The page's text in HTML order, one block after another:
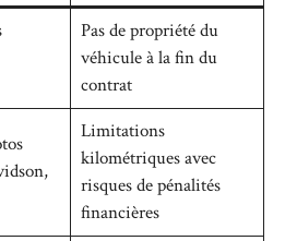
Pas de propriété du
véhicule à la fin du
contrat
Limitations
kilométriques avec
risques de pénalités
financières